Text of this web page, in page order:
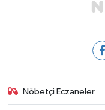
Nöbetçi Eczaneler